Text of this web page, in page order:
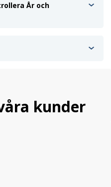
År och
kunder